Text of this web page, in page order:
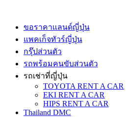
ขอราคาแลนด์ญี่ปุ่น
แพคเก็จทัวร์ญี่ปุ่น
กรุ๊ปส่วนตัว
รถพร้อมคนขับส่วนตัว
รถเช่าที่ญี่ปุ่น
TOYOTA RENT A CAR
EKI RENT A CAR
HIPS RENT A CAR
Thailand DMC